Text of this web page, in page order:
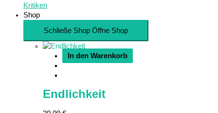
Kritiken
Shop
Schließe Shop Öffne Shop
In den Warenkorb
Endlichkeit